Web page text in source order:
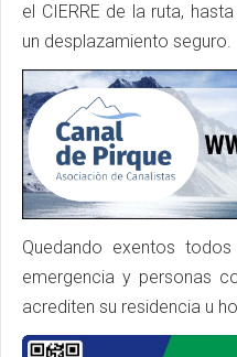
el CIERRE de la ruta,
un desplazamiento seguro.
Quedando exentos
emergencia y personas
acrediten su residencia u